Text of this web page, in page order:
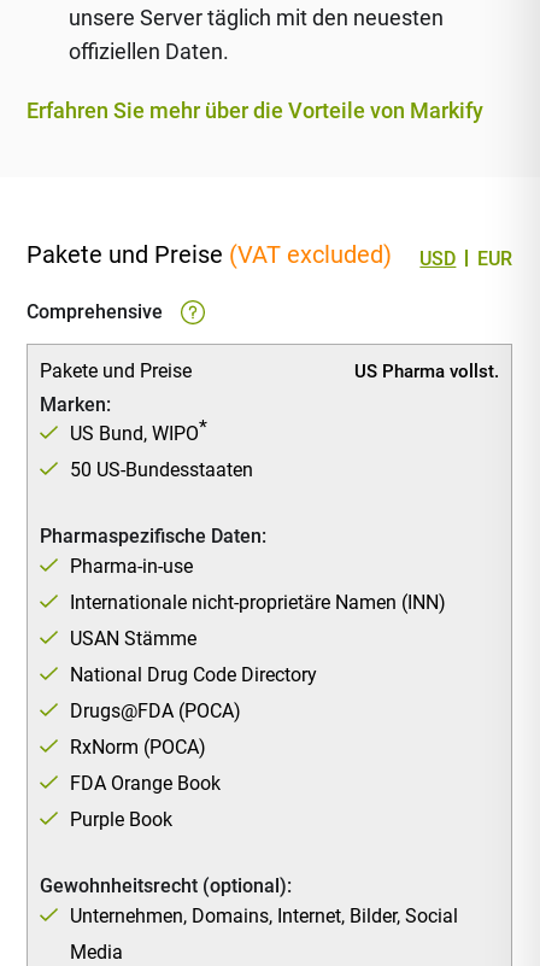
unsere Server täglich mit den neuesten
offiziellen Daten.
Erfahren Sie mehr über die Vorteile von Markify
Pakete und Preise (VAT excluded) USD EUR
Comprehensive
Pakete und Preise US Pharma vollst.
Marken:
US Bund, WIPO*
50 US-Bundesstaaten
Pharmaspezifische Daten:
Pharma-in-use
Internationale nicht-proprietäre Namen (INN)
USAN Stämme
National Drug Code Directory
Drugs@FDA (POCA)
RxNorm (POCA)
FDA Orange Book
Purple Book
Gewohnheitsrecht (optional):
Unternehmen, Domains, Internet, Bilder, Social
Media